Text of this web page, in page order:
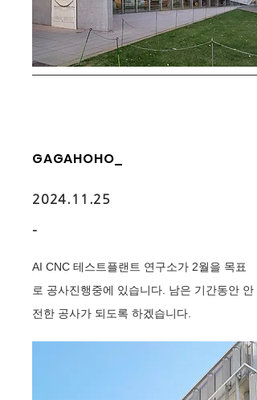
GAGAHOHO_
2024.11.25
-
AI CNC 테스트플랜트 연구소가 2월을 목표
로 공사진행중에 있습니다. 남은 기간동안 안
전한 공사가 되도록 하겠습니다.